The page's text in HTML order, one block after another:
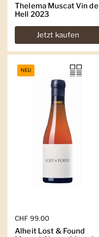
Thelema Muscat Vin de
Hell 2023
Jetzt kaufen
Regulärer Preis
CHF 99.00
Alheit Lost & Found
NEU